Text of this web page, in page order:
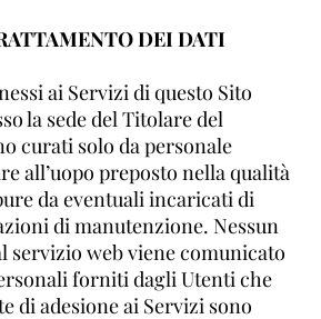
DEI DATI
ai Servizi di questo Sito
la sede del Titolare del
curati solo da personale
all’uopo preposto nella qualità
da eventuali incaricati di
di manutenzione. Nessun
servizio web viene comunicato
forniti dagli Utenti che
di adesione ai Servizi sono